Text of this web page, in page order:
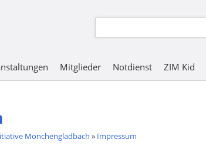
Mitglieder Notdienst ZIM Kid
Mönchengladbach » Impressum